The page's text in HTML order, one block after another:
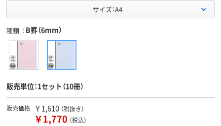
サイズ：A4
種類 B罫（6mm）
販売単位：1セット（10冊）
販売価格 ￥1,610 （税抜き）
￥1,770 （税込）